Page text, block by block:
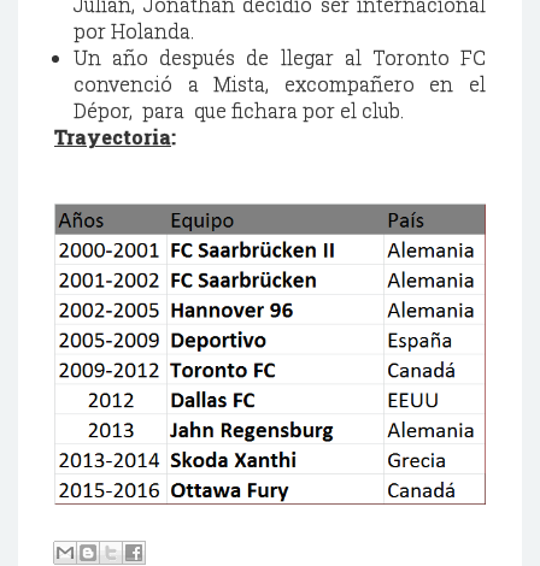
por Holanda.
Un año después de llegar al Toronto FC
convenció a Mista, excompañero en el
Dépor, para que fichara por el club.
Trayectoria: